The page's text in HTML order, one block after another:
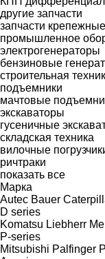
другие запчасти
запчасти
промышленное
электрогенераторы
бензиновые
строительная
подъемники
мачтовые
экскаваторы
гусеничные
складская техника
вилочные
ричтраки
показать все
Марка
Autec Bauer
D series
Komatsu Liebherr
P-series
Mitsubishi Palfinger